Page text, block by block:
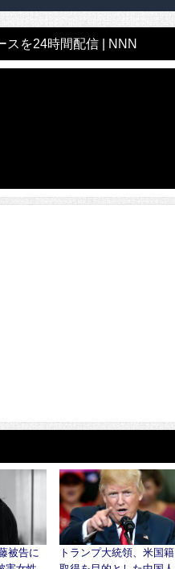
スを24時間配信 | NNN
被告に
トランプ大統領、米国籍